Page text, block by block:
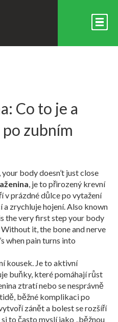
Co to je a
zubním
body doesn’t just close
, je to přirozený krevní
v prázdné důlce po vytažení
a zrychluje hojení. Also known
the very first step your body
it, the bone and nerve
when pain turns into
kousek. Je to aktivní
buňky, které pomáhají růst
ztratí nebo se nesprávně
, běžné komplikaci po
zánět a bolest se rozšíří
si to často myslí jako „běžnou